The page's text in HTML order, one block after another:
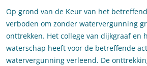
Op grond van de Keur van het
verboden om zonder watervergunning
onttrekken. Het college van dijkgraaf en
waterschap heeft voor de betreffende
watervergunning verleend. De